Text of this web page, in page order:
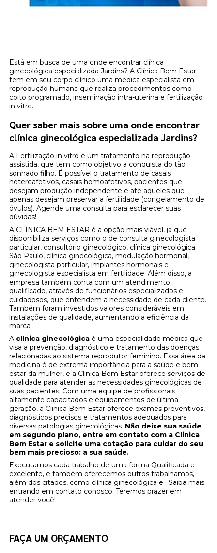
Está em busca de uma onde encontrar clínica
ginecológica especializada Jardins? A Clínica Bem Estar
tem em seu corpo clínico uma médica especialista em
reprodução humana que realiza procedimentos como
coito programado, inseminação intra-uterina e fertilização
in vitro.
Quer saber mais sobre uma onde encontrar
clínica ginecológica especializada Jardins?
A Fertilização in vitro é um tratamento na reprodução
assistida, que tem como objetivo a conquista do tão
sonhado filho. É possível o tratamento de casais
heteroafetivos, casais homoafetivos, pacientes que
desejam produção independente e até aqueles que
apenas desejam preservar a fertilidade (congelamento de
óvulos). Agende uma consulta para esclarecer suas
dúvidas!
A CLINICA BEM ESTAR é a opção mais viável, já que
disponibiliza serviços como o de consulta ginecologista
particular, consultório ginecológico, clínica ginecológica
São Paulo, clínica ginecológica, modulação hormonal,
ginecologista particular, implantes hormonais e
ginecologista especialista em fertilidade. Além disso, a
empresa também conta com um atendimento
qualificado, através de funcionários especializados e
cuidadosos, que entendem a necessidade de cada cliente.
Também foram investidos valores consideráveis em
instalações de qualidade, aumentando a eficiência da
marca.
A clínica ginecológica é uma especialidade médica que
visa a prevenção, diagnóstico e tratamento das doenças
relacionadas ao sistema reprodutor feminino. Essa área da
medicina é de extrema importância para a saúde e bem-
estar da mulher, e a Clinica Bem Estar oferece serviços de
qualidade para atender as necessidades ginecológicas de
suas pacientes. Com uma equipe de profissionais
altamente capacitados e equipamentos de última
geração, a Clinica Bem Estar oferece exames preventivos,
diagnósticos precisos e tratamentos adequados para
diversas patologias ginecológicas. Não deixe sua saúde
em segundo plano, entre em contato com a Clinica
Bem Estar e solicite uma cotação para cuidar do seu
bem mais precioso: a sua saúde.
Executamos cada trabalho de uma forma Qualificada e
excelente, e também oferecemos outros trabalhamos,
além dos citados, como clínica ginecológica e . Saiba mais
entrando em contato conosco. Teremos prazer em
atender você!
FAÇA UM ORÇAMENTO